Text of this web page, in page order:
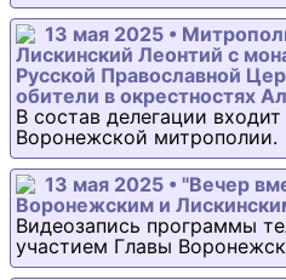
13 мая 2025 •
Лискинский Леонтий с
Русской Православной
обители в окрестностях
В состав делегации
Воронежской митрополии.
13 мая 2025 • "Вечер
Воронежским и
Видеозапись программы
участием Главы